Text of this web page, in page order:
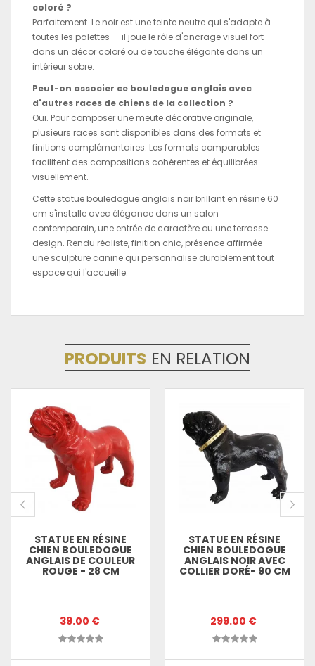
coloré ?
Parfaitement. Le noir est une teinte neutre qui s'adapte à
toutes les palettes — il joue le rôle d'ancrage visuel fort
dans un décor coloré ou de touche élégante dans un
intérieur sobre.
Peut-on associer ce bouledogue anglais avec
d'autres races de chiens de la collection ?
Oui. Pour composer une meute décorative originale,
plusieurs races sont disponibles dans des formats et
finitions complémentaires. Les formats comparables
facilitent des compositions cohérentes et équilibrées
visuellement.
Cette statue bouledogue anglais noir brillant en résine 60
cm s'installe avec élégance dans un salon
contemporain, une entrée de caractère ou une terrasse
design. Rendu réaliste, finition chic, présence affirmée —
une sculpture canine qui personnalise durablement tout
espace qui l'accueille.
PRODUITS EN RELATION
STATUE EN RÉSINE
CHIEN BOULEDOGUE
ANGLAIS DE COULEUR
ROUGE - 28 CM
39.00 €
STATUE EN RÉSINE
CHIEN BOULEDOGUE
ANGLAIS NOIR AVEC
COLLIER DORÉ- 90 CM
299.00 €